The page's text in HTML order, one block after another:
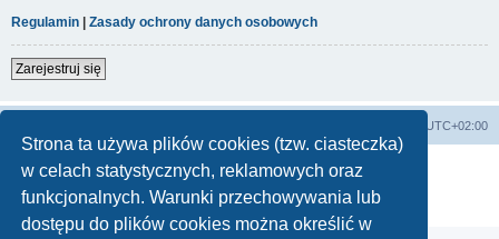
Strona ta używa plików cookies (tzw. ciasteczka)
w celach statystycznych, reklamowych oraz
funkcjonalnych. Warunki przechowywania lub
dostępu do plików cookies można określić w
Regulamin | Zasady ochrony danych osobowych
Zarejestruj się
UTC+02:00
Technologię dostarczaphpBB ® Forum Software © phpBB Limited
Zasady ochrony danych osobowych|Regulamin